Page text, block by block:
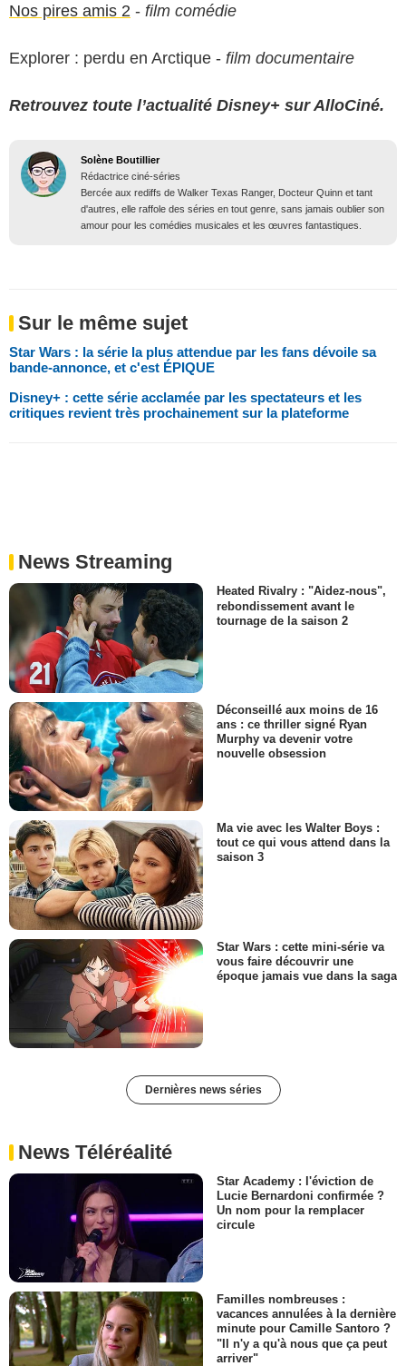
Nos pires amis 2 - film comédie
Explorer : perdu en Arctique - film documentaire
Retrouvez toute l’actualité Disney+ sur AlloCiné.
Solène Boutillier
Rédactrice ciné-séries
Bercée aux rediffs de Walker Texas Ranger, Docteur Quinn et tant
d'autres, elle raffole des séries en tout genre, sans jamais oublier son
amour pour les comédies musicales et les œuvres fantastiques.
Sur le même sujet
Star Wars : la série la plus attendue par les fans dévoile sa
bande-annonce, et c'est ÉPIQUE
Disney+ : cette série acclamée par les spectateurs et les
critiques revient très prochainement sur la plateforme
News Streaming
Heated Rivalry : "Aidez-nous",
rebondissement avant le
tournage de la saison 2
Déconseillé aux moins de 16
ans : ce thriller signé Ryan
Murphy va devenir votre
nouvelle obsession
Ma vie avec les Walter Boys :
tout ce qui vous attend dans la
saison 3
Star Wars : cette mini-série va
vous faire découvrir une
époque jamais vue dans la saga
Dernières news séries
News Téléréalité
Star Academy : l'éviction de
Lucie Bernardoni confirmée ?
Un nom pour la remplacer
circule
Familles nombreuses :
vacances annulées à la dernière
minute pour Camille Santoro ?
"Il n'y a qu'à nous que ça peut
arriver"